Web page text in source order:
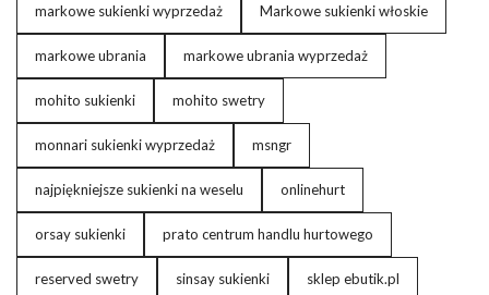
markowe sukienki wyprzedaż Markowe sukienki włoskie
markowe ubrania markowe ubrania wyprzedaż
mohito sukienki mohito swetry
monnari sukienki wyprzedaż msngr
najpiękniejsze sukienki na weselu onlinehurt
orsay sukienki prato centrum handlu hurtowego
reserved swetry sinsay sukienki sklep ebutik.pl